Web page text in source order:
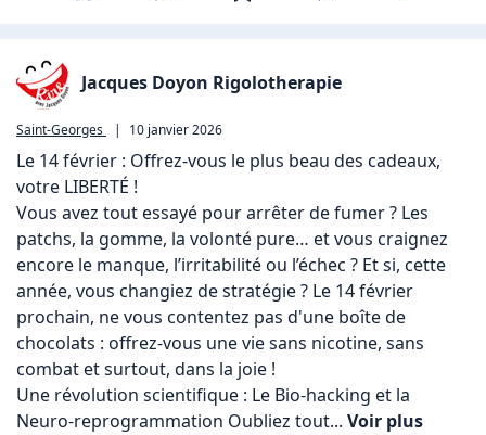
Jacques Doyon Rigolotherapie
Saint-Georges | 10 janvier 2026
Le 14 février : Offrez-vous le plus beau des cadeaux,
votre LIBERTÉ !
Vous avez tout essayé pour arrêter de fumer ? Les
patchs, la gomme, la volonté pure… et vous craignez
encore le manque, l’irritabilité ou l’échec ? Et si, cette
année, vous changiez de stratégie ? Le 14 février
prochain, ne vous contentez pas d'une boîte de
chocolats : offrez-vous une vie sans nicotine, sans
combat et surtout, dans la joie !
Une révolution scientifique : Le Bio-hacking et la
Neuro-reprogrammation Oubliez tout... Voir plus